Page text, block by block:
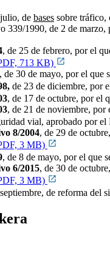
de bases sobre tráfico,
339/1990, de 2 de
, de 25 de febrero, por el
713 KB)
de 30 de mayo, por el
de 23 de diciembre, por
, de 17 de octubre, por el
, de 21 de noviembre, por
vial, aprobado por
8/2004, de 29 de
3 MB)
, de 8 de mayo, por el que
6/2015, de 30 de
3 MB)
de reforma del